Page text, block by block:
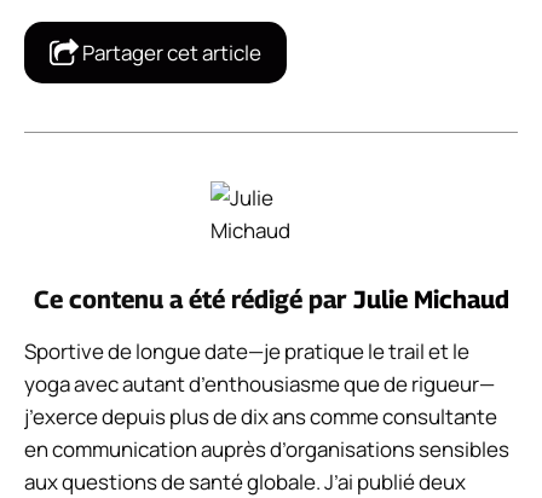
Partager cet article
Ce contenu a été rédigé par Julie Michaud
Sportive de longue date—je pratique le trail et le
yoga avec autant d’enthousiasme que de rigueur—
j’exerce depuis plus de dix ans comme consultante
en communication auprès d’organisations sensibles
aux questions de santé globale. J’ai publié deux